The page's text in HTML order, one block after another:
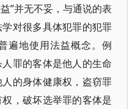
”并无不妥，与通说的表
对很多具体犯罪的犯罪
遍地使用法益概念。例
罪的客体是他人的生命
的身体健康权，盗窃罪
，破坏选举罪的客体是